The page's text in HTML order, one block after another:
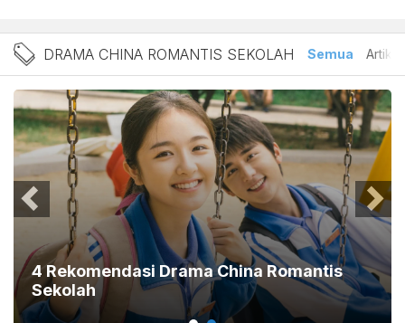
Berita Drama China
DRAMA CHINA ROMANTIS SEKOLAH Semua Artikel
4 Rekomendasi Drama China Romantis
Sekolah